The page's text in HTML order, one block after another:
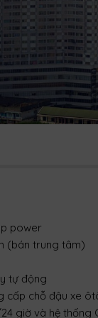
power
(bán trung tâm)
tự động
cấp chỗ đậu xe
giờ và hệ thống